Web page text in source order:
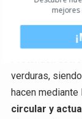
Adela Martínez
proyecto en
azoteas en
verduras,
hacen
circular y
mejores